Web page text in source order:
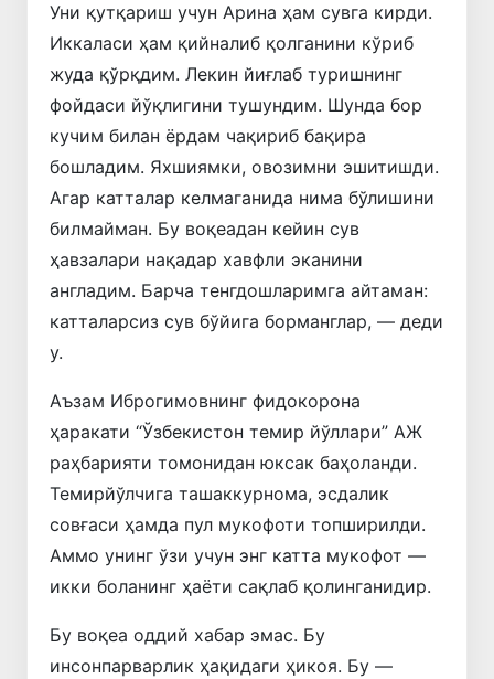
Уни қутқариш учун Арина ҳам сувга кирди.
Иккаласи ҳам қийналиб қолганини кўриб
жуда қўрқдим. Лекин йиғлаб туришнинг
фойдаси йўқлигини тушундим. Шунда бор
кучим билан ёрдам чақириб бақира
бошладим. Яхшиямки, овозимни эшитишди.
Агар катталар келмаганида нима бўлишини
билмайман. Бу воқеадан кейин сув
ҳавзалари нақадар хавфли эканини
англадим. Барча тенгдошларимга айтаман:
катталарсиз сув бўйига борманглар, — деди
у.
Аъзам Иброгимовнинг фидокорона
ҳаракати “Ўзбекистон темир йўллари” АЖ
раҳбарияти томонидан юксак баҳоланди.
Темирйўлчига ташаккурнома, эсдалик
совғаси ҳамда пул мукофоти топширилди.
Аммо унинг ўзи учун энг катта мукофот —
икки боланинг ҳаёти сақлаб қолинганидир.
Бу воқеа оддий хабар эмас. Бу
инсонпарварлик ҳақидаги ҳикоя. Бу —